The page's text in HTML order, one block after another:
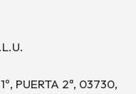
PUERTA 2ª, 03730,